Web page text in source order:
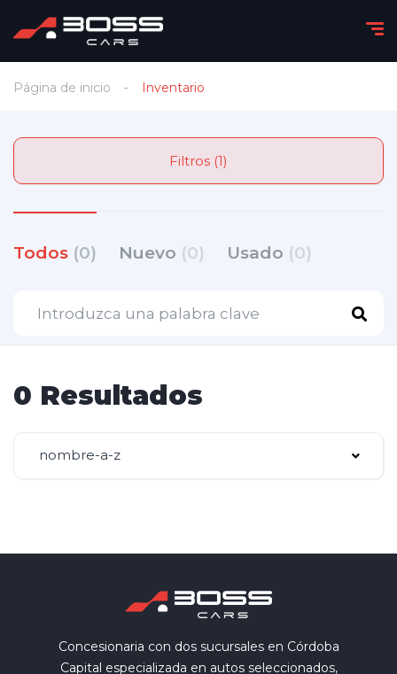
Página de inicio Inventario
Filtros (1)
Todos (0) Nuevo (0) Usado (0)
0 Resultados
nombre-a-z
Concesionaria con dos sucursales en Córdoba
Capital especializada en autos seleccionados,